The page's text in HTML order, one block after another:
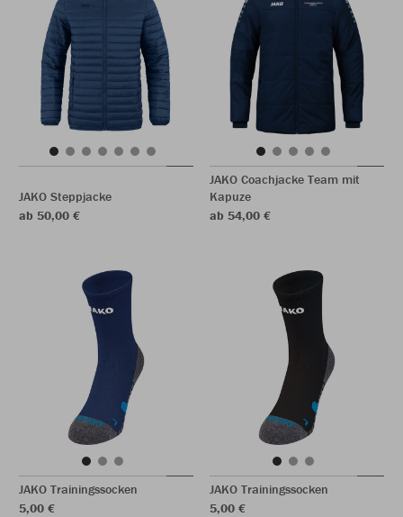
JAKO Steppjacke
ab 50,00 €
JAKO Coachjacke Team mit
Kapuze
ab 54,00 €
JAKO Trainingssocken
5,00 €
JAKO Trainingssocken
5,00 €